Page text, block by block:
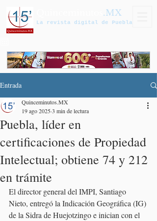
.MX
La revista digital de Puebla
Entrada
Puebla, líder en
certificaciones de Propiedad
Intelectual; obtiene 74 y 212
en trámite
Quinceminutos.MX
19 ago 20253 min de lectura
El director general del IMPI, Santiago
Nieto, entregó la Indicación Geográfica (IG)
de la Sidra de Huejotzingo e inician con el